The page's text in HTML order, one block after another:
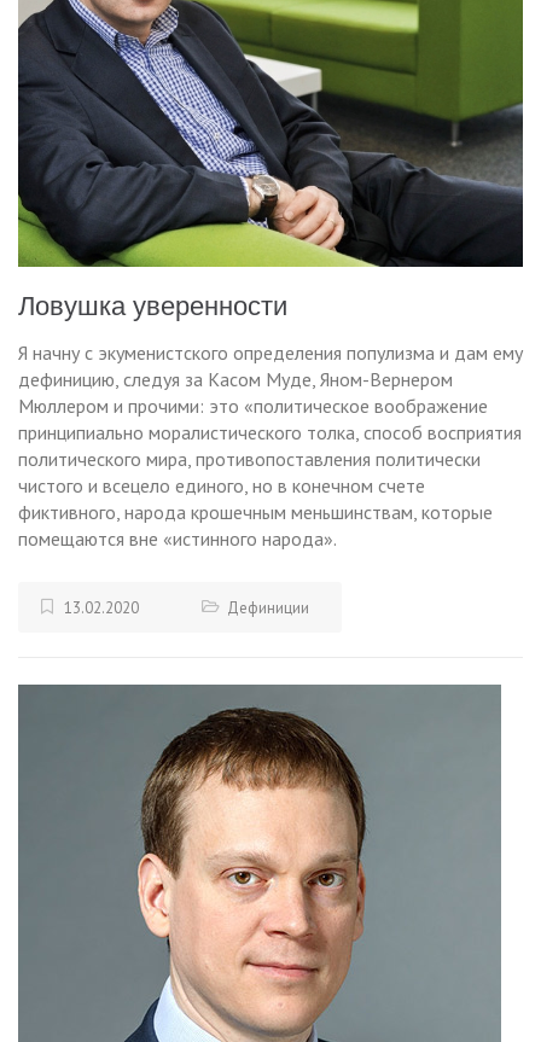
Ловушка уверенности
Я начну с экуменистского определения популизма и дам ему
дефиницию, следуя за Касом Муде, Яном-Вернером
Мюллером и прочими: это «политическое воображение
принципиально моралистического толка, способ восприятия
политического мира, противопоставления политически
чистого и всецело единого, но в конечном счете
фиктивного, народа крошечным меньшинствам, которые
помещаются вне «истинного народа».
13.02.2020 Дефиниции